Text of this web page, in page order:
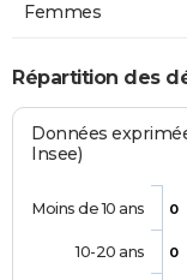
Femmes
Répartition des
Données
Insee)
0
0
Moins de 10 ans
10-20 ans